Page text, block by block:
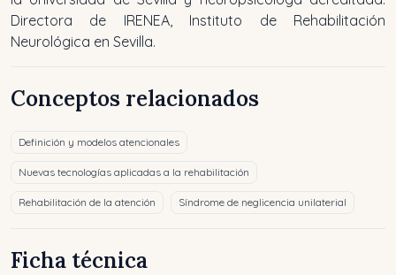
Directora de IRENEA, Instituto de Rehabilitación
Neurológica en Sevilla.
Conceptos relacionados
Definición y modelos atencionales
Nuevas tecnologías aplicadas a la rehabilitación
Rehabilitación de la atención Síndrome de neglicencia unilaterial
Ficha técnica